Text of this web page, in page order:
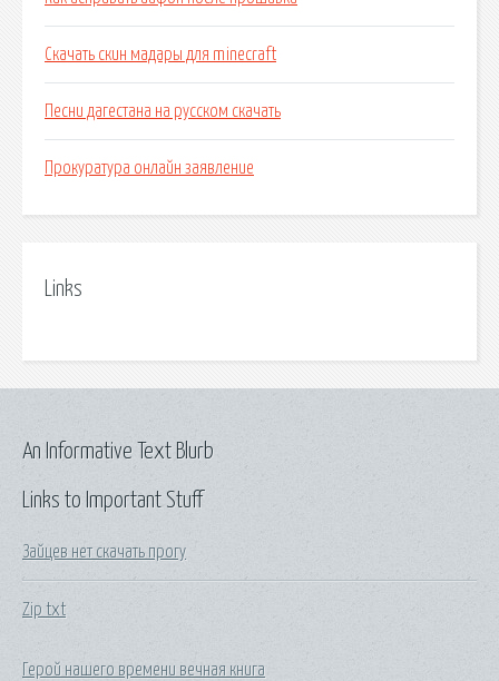
Скачать скин мадары для minecraft
Песни дагестана на русском скачать
Прокуратура онлайн заявление
Links
Links to Important Stuff
Зайцев нет скачать прогу
Zip txt
Герой нашего времени вечная книга
An Informative Text Blurb